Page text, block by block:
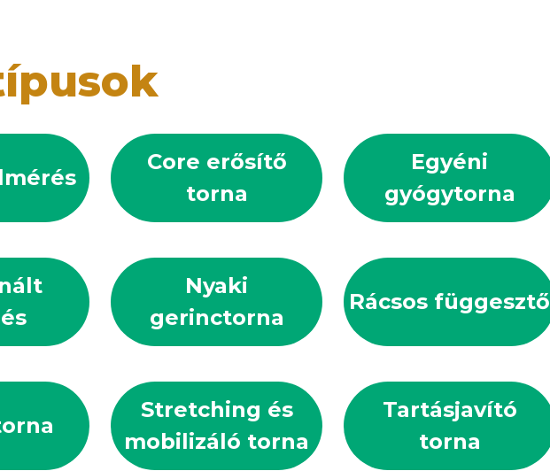
Core erősítő
torna
Egyéni
gyógytorna
Nyaki
gerinctorna
Rácsos függesztő
Stretching és
mobilizáló torna
Tartásjavító
torna